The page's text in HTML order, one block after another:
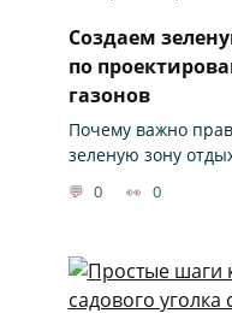
Создаем
по
газонов
Почему важно
зеленую зону
0 0